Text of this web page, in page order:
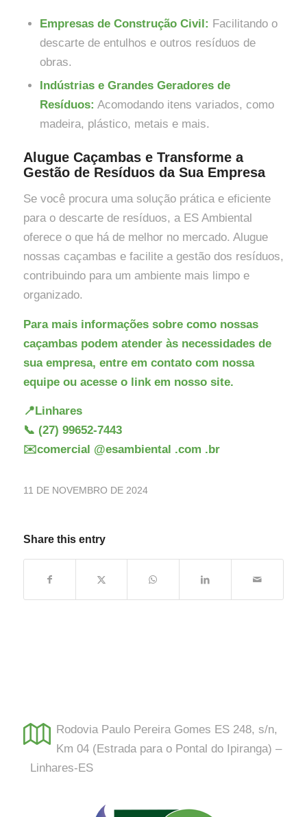
Empresas de Construção Civil: Facilitando o
descarte de entulhos e outros resíduos de
obras.
Indústrias e Grandes Geradores de
Resíduos: Acomodando itens variados, como
madeira, plástico, metais e mais.
Alugue Caçambas e Transforme a
Gestão de Resíduos da Sua Empresa
Se você procura uma solução prática e eficiente
para o descarte de resíduos, a ES Ambiental
oferece o que há de melhor no mercado. Alugue
nossas caçambas e facilite a gestão dos resíduos,
contribuindo para um ambiente mais limpo e
organizado.
Para mais informações sobre como nossas
caçambas podem atender às necessidades de
sua empresa, entre em contato com nossa
equipe ou acesse o link em nosso site.
📍Linhares
📞 (27) 99652-7443
✉️comercial @esambiental .com .br
11 DE NOVEMBRO DE 2024
Share this entry
Rodovia Paulo Pereira Gomes ES 248, s/n,
Km 04 (Estrada para o Pontal do Ipiranga) –
Linhares-ES